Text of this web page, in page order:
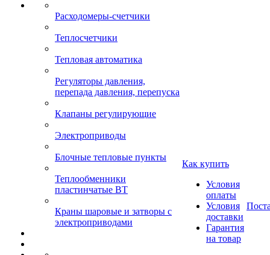
Расходомеры-счетчики
Теплосчетчики
Тепловая автоматика
Регуляторы давления,
перепада давления, перепуска
Клапаны регулирующие
Электроприводы
Блочные тепловые пункты
Теплообменники
пластинчатые ВТ
Краны шаровые и затворы с
электроприводами
Как купить
Условия
оплаты
Условия
доставки
Гарантия
на товар